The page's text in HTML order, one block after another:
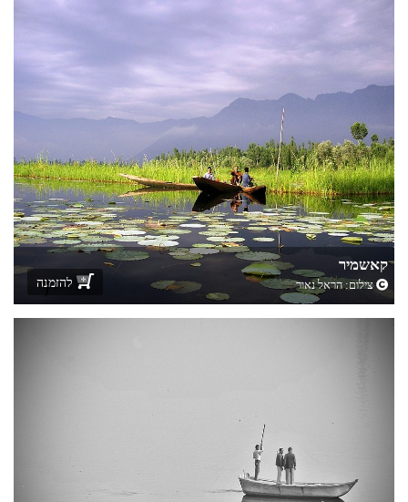
קאשמיר
צילום:הראל נאור להזמנה